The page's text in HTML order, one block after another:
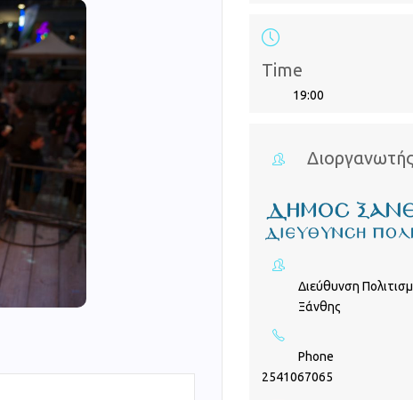
Time
19:00
Διοργανωτής
Διεύθυνση
Ξάνθης
Phone
2541067065